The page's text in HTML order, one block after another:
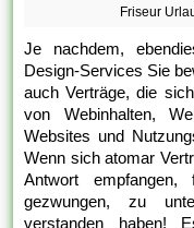
Friseur
Je nachdem,
Design-Services Sie
auch Verträge, die
von Webinhalten,
Websites und
Wenn sich atomar
Antwort
gezwungen, zu
verstanden haben!